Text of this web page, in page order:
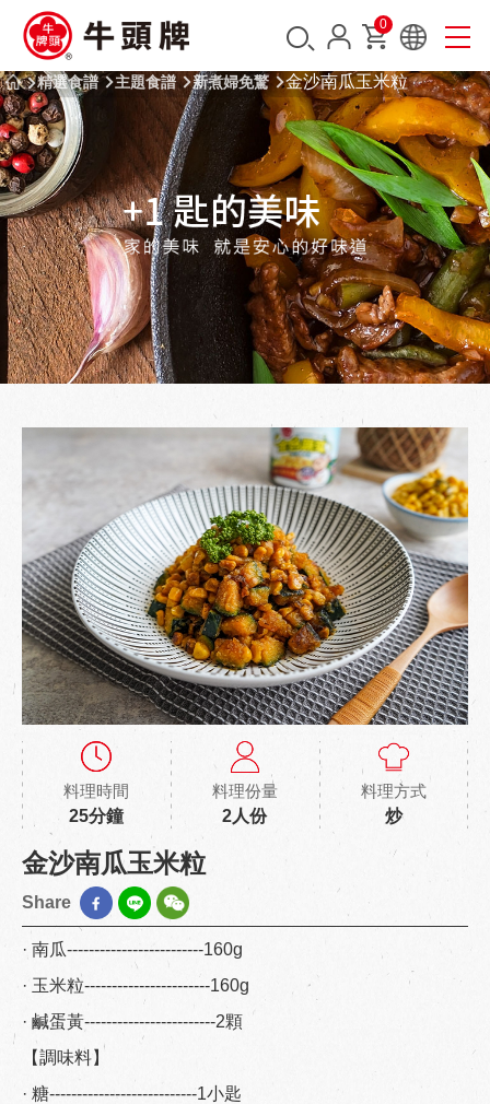
0
精選食譜 主題食譜 新煮婦免驚 金沙南瓜玉米粒
料理時間
25分鐘
料理份量
2人份
料理方式
炒
金沙南瓜玉米粒
Share
· 南瓜-------------------------160g
· 玉米粒-----------------------160g
· 鹹蛋黃------------------------2顆
【調味料】
· 糖---------------------------1小匙